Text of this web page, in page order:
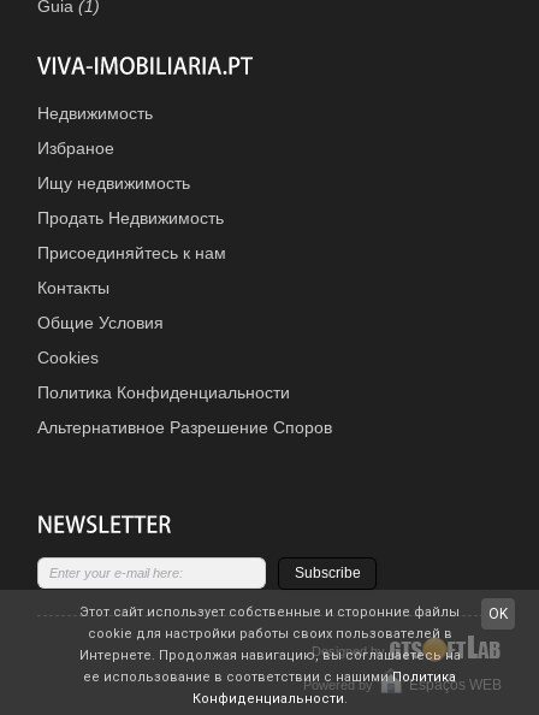
Guia(1)
Недвижимость
Избраное
Ищу недвижимость
Продать Недвижимость
Присоединяйтесь к нам
Контакты
Общие Условия
Cookies
Политика Конфиденциальности
Альтернативное Разрешение Споров
Subscribe
Designed by
Powered by Espaços WEB
OK
Этот сайт использует собственные и сторонние файлы
cookie для настройки работы своих пользователей в
Интернете. Продолжая навигацию, вы соглашаетесь на
ее использование в соответствии с нашимиПолитика
Конфиденциальности.